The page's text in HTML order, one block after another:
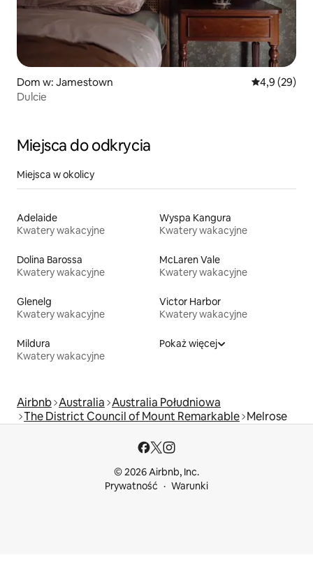
Dom w: Jamestown Średnia
4,9 (29)
Dulcie
Miejsca do odkrycia
Miejsca w okolicy
Adelaide
Kwatery wakacyjne
Wyspa Kangura
Kwatery wakacyjne
Dolina Barossa
Kwatery wakacyjne
McLaren Vale
Kwatery wakacyjne
Glenelg
Kwatery wakacyjne
Victor Harbor
Kwatery wakacyjne
Mildura
Kwatery wakacyjne
Pokaż więcej
Airbnb Australia Australia Południowa
The District Council of Mount Remarkable Melrose
© 2026 Airbnb, Inc.
Prywatność
Warunki